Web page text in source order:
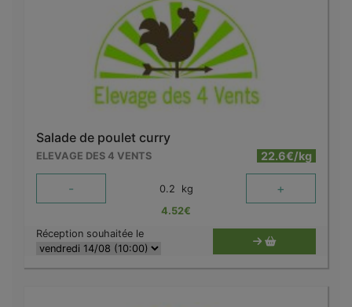
Salade de poulet curry
ELEVAGE DES 4 VENTS 22.6€/kg
- 0.2 kg +
4.52€
Réception souhaitée le